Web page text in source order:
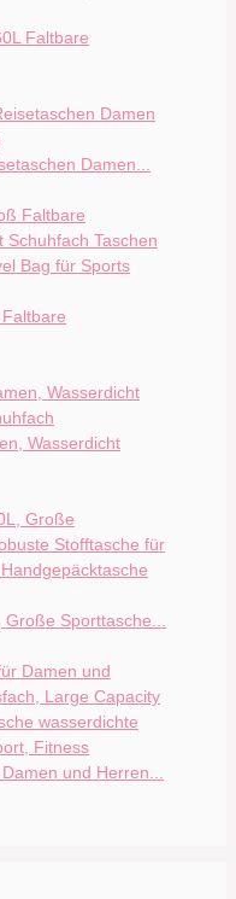
Faltbare
Damen...
Wasserdicht
Sporttasche...
und Herren...